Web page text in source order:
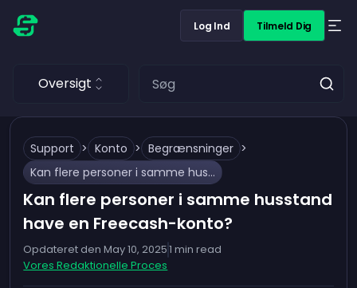
Log Ind Tilmeld Dig
Oversigt
Support > Konto > Begrænsninger >
Kan flere personer i samme husstand have en Freecash-konto?
Kan flere personer i samme husstand
have en Freecash-konto?
Opdateret den May 10, 20251 min read
Vores Redaktionelle Proces